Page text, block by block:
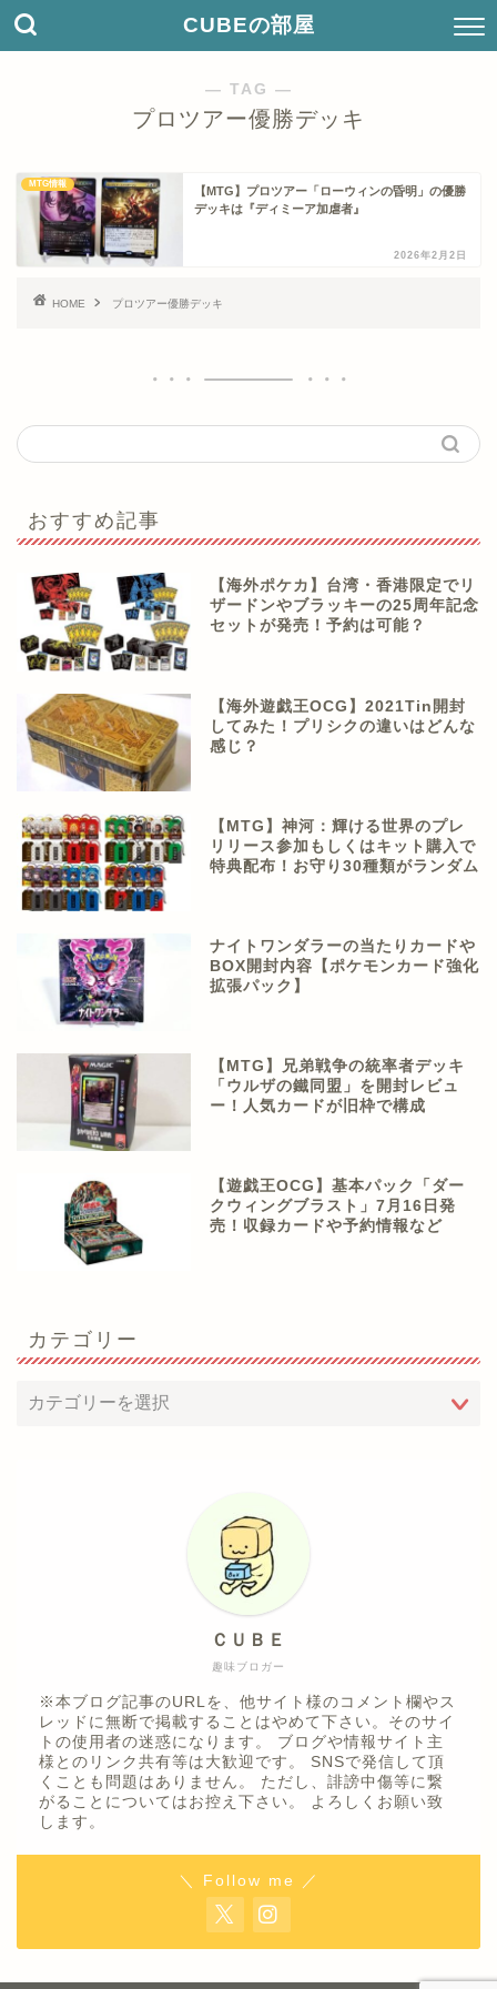
CUBEの部屋
― TAG ―
プロツアー優勝デッキ
MTG情報
【MTG】プロツアー「ローウィンの昏明」の優勝
デッキは『ディミーア加虐者』
2026年2月2日
HOME プロツアー優勝デッキ
おすすめ記事
【海外ポケカ】台湾・香港限定でリ
ザードンやブラッキーの25周年記念
セットが発売！予約は可能？
【海外遊戯王OCG】2021Tin開封
してみた！プリシクの違いはどんな
感じ？
【MTG】神河：輝ける世界のプレ
リリース参加もしくはキット購入で
特典配布！お守り30種類がランダム
ナイトワンダラーの当たりカードや
BOX開封内容【ポケモンカード強化
拡張パック】
【MTG】兄弟戦争の統率者デッキ
「ウルザの鐵同盟」を開封レビュ
ー！人気カードが旧枠で構成
【遊戯王OCG】基本パック「ダー
クウィングブラスト」7月16日発
売！収録カードや予約情報など
カテゴリー
趣味ブロガー
ＣＵＢＥ
※本ブログ記事のURLを、他サイト様のコメント欄やス
レッドに無断で掲載することはやめて下さい。そのサイ
トの使用者の迷惑になります。 ブログや情報サイト主
様とのリンク共有等は大歓迎です。 SNSで発信して頂
くことも問題はありません。 ただし、誹謗中傷等に繋
がることについてはお控え下さい。 よろしくお願い致
します。
＼ Follow me ／